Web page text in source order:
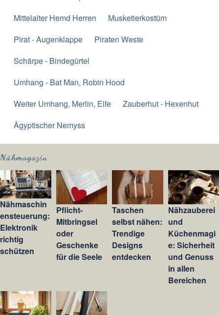
Mittelalter Hemd Herren
Musketierkostüm
Pirat - Augenklappe
Piraten Weste
Schärpe - Bindegürtel
Umhang - Bat Man, Robin Hood
Weiter Umhang, Merlin, Elfe
Zauberhut - Hexenhut
Ägyptischer Nemyss
Nähmagazin
Nähmaschin
ensteuerung:
Elektronik
richtig
schützen
Pflicht-
Mitbringsel
oder
Geschenke
für die Seele
Taschen
selbst nähen:
Trendige
Designs
entdecken
Nähzauberei
und
Küchenmagi
e: Sicherheit
und Genuss
in allen
Bereichen